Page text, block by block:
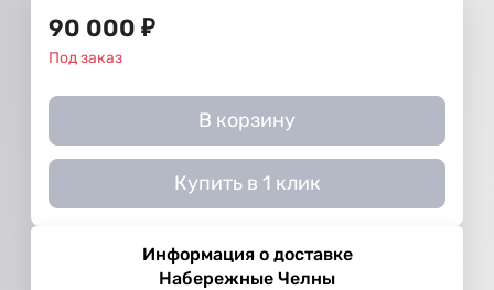
90 000 ₽
Под заказ
В корзину
Купить в 1 клик
Информация о доставке
Набережные Челны